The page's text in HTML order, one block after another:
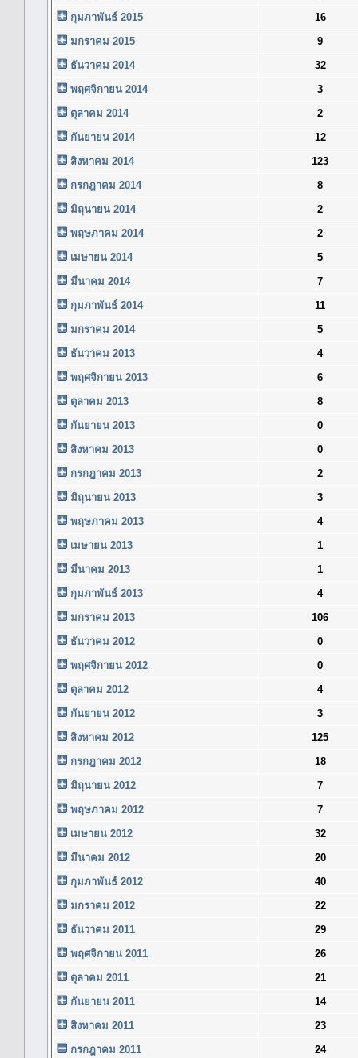
กุมภาพันธ์ 2015
16
มกราคม 2015
9
ธันวาคม 2014
32
พฤศจิกายน 2014
3
ตุลาคม 2014
2
กันยายน 2014
12
สิงหาคม 2014
123
กรกฎาคม 2014
8
มิถุนายน 2014
2
พฤษภาคม 2014
2
เมษายน 2014
5
มีนาคม 2014
7
กุมภาพันธ์ 2014
11
มกราคม 2014
5
ธันวาคม 2013
4
พฤศจิกายน 2013
6
ตุลาคม 2013
8
กันยายน 2013
0
สิงหาคม 2013
0
กรกฎาคม 2013
2
มิถุนายน 2013
3
พฤษภาคม 2013
4
เมษายน 2013
1
มีนาคม 2013
1
กุมภาพันธ์ 2013
4
มกราคม 2013
106
ธันวาคม 2012
0
พฤศจิกายน 2012
0
ตุลาคม 2012
4
กันยายน 2012
3
สิงหาคม 2012
125
กรกฎาคม 2012
18
มิถุนายน 2012
7
พฤษภาคม 2012
7
เมษายน 2012
32
มีนาคม 2012
20
กุมภาพันธ์ 2012
40
มกราคม 2012
22
ธันวาคม 2011
29
พฤศจิกายน 2011
26
ตุลาคม 2011
21
กันยายน 2011
14
สิงหาคม 2011
23
กรกฎาคม 2011
24